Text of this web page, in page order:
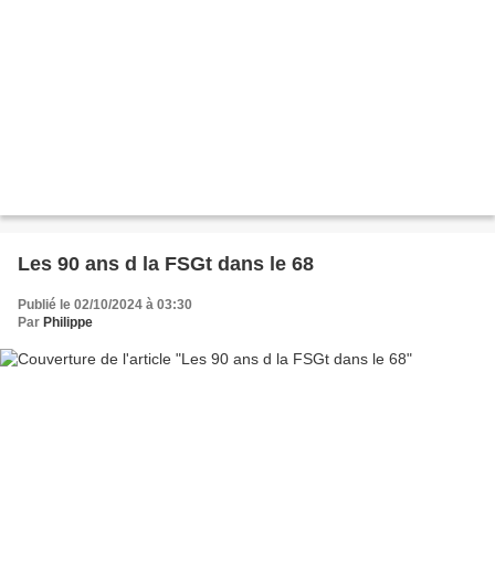
Les 90 ans d la FSGt dans le 68
Publié le 02/10/2024 à 03:30
Par Philippe